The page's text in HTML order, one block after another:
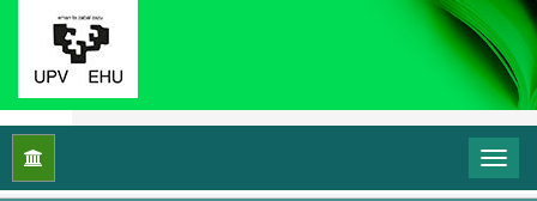
Inicio Vol. 2 Núm. 1 (2014): Transformar y sentir